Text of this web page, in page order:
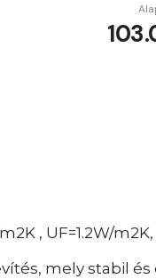
, UF=1.2W/m2K,
mely stabil